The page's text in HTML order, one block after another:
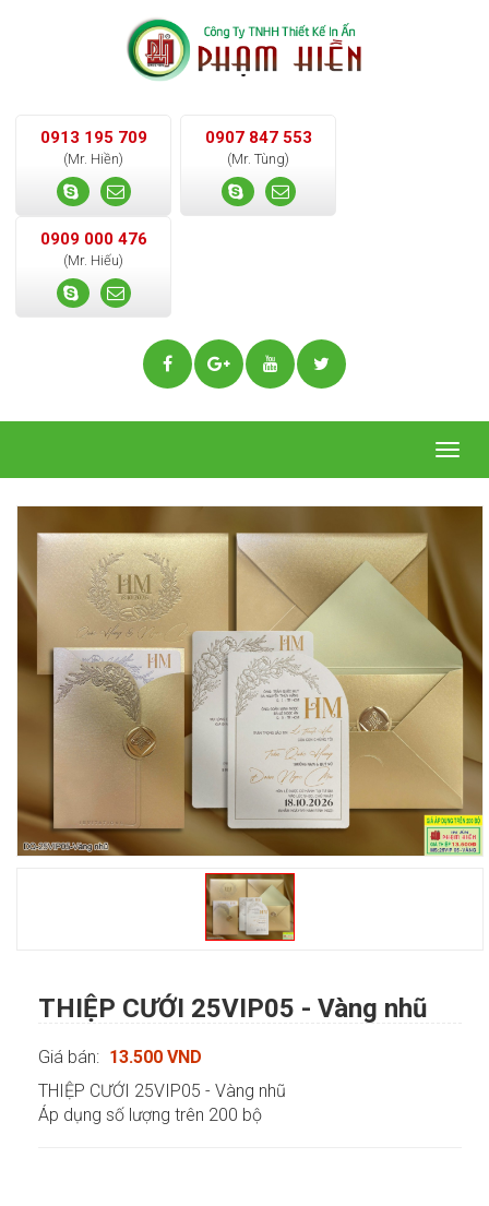
0913 195 709
(Mr. Hiền)
0907 847 553
(Mr. Tùng)
0909 000 476
(Mr. Hiếu)
THIỆP CƯỚI 25VIP05 - Vàng nhũ
Giá bán: 13.500 VND
THIỆP CƯỚI 25VIP05 - Vàng nhũ
Áp dụng số lượng trên 200 bộ